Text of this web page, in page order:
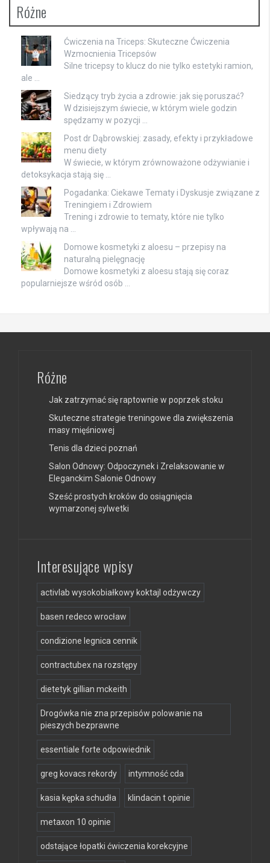
Różne
Ćwiczenia na Triceps: Skuteczne Ćwiczenia
Wzmocnienia Tricepsów
Silne tricepsy to klucz do nie tylko estetyki ramion,
ale …
Siedzący tryb życia a zdrowie: jak się poruszać?
W dzisiejszym świecie, w którym wiele godzin
spędzamy w pozycji …
Post dr Dąbrowskiej: zasady, efekty i przykładowe
menu diety
W świecie, w którym zrównoważone odżywianie i
detoksykacja stają się …
Pogadanka: Ciekawe Tematy i Dyskusje związane z
Treningiem i Zdrowiem
Trening i zdrowie to tematy, które nie tylko
wpływają na …
Domowe kosmetyki z aloesu – przepisy na
naturalną pielęgnację
Domowe kosmetyki z aloesu stają się coraz
popularniejsze wśród osób …
Różne
Jak zatrzymać się raptownie w poprzek stoku
Skuteczne strategie treningowe dla zwiększenia
masy mięśniowej
Tenis dla dzieci poznań
Salon Odnowy: Odpoczynek i Zrelaksowanie w
Eleganckim Salonie Odnowy
Sześć prostych kroków do osiągnięcia
wymarzonej sylwetki
Interesujące wpisy
activlab wysokobiałkowy koktajl odżywczy
basen redeco wrocław
condizione legnica cennik
contractubex na rozstępy
dietetyk gillian mckeith
Drogówka nie zna przepisów polowanie na
pieszych bezprawne
essentiale forte odpowiednik
greg kovacs rekordy intymność cda
kasia kępka schudła klindacin t opinie
metaxon 10 opinie
odstające łopatki ćwiczenia korekcyjne